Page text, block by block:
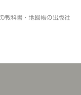
教科書・地図帳の出版社